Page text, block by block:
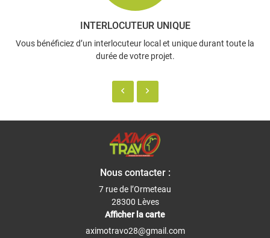
INTERLOCUTEUR UNIQUE
Vous bénéficiez d’un interlocuteur local et unique durant toute la
durée de votre projet.
Nous contacter :
7 rue de l’Ormeteau
28300 Lèves
Afficher la carte